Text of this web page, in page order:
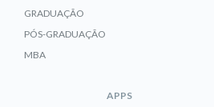
GRADUAÇÃO
PÓS-GRADUAÇÃO
MBA
APPS